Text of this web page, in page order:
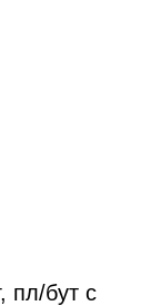
пл/бут с